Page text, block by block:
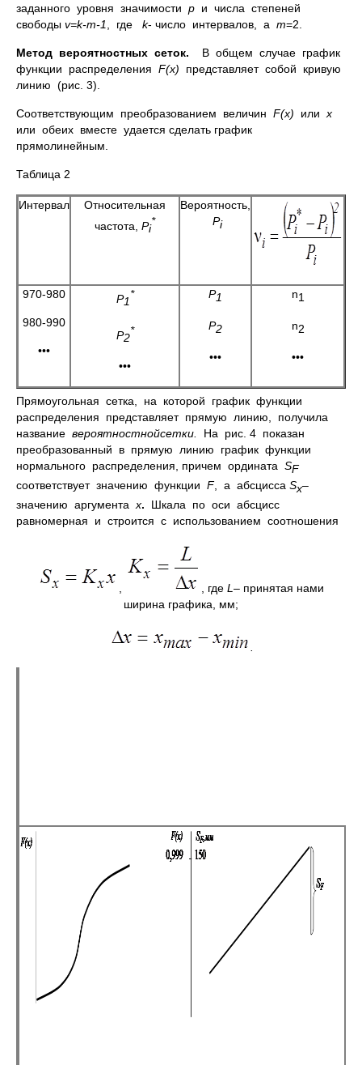
заданного уровня значимости р и числа степеней
свободы v=k-m-1, где k- число интервалов, а m=2.
Метод вероятностных сеток. В общем случае график
функции распределения F(x) представляет собой кривую
линию (рис. 3).
Соответствующим преобразованием величин F(x) илиx
или обеих вместе удается сделать график
прямолинейным.
Таблица 2
Интервал
Относительная
частота, Pi
*
Вероятность,
Pi
970-980
980-990
•••
P1
*
P2
*
•••
P1
P2
•••
n1
n2
•••
Прямоугольная сетка, на которой график функции
распределения представляет прямую линию, получила
название вероятностнойсетки.
На рис. 4 показан
преобразованный в прямую линию график функции
нормального распределения, причем ордината SF
соответствует значению функции F, а абсцисса Sx–
значению аргумента x. Шкала по оси абсцисс
равномерная и строится с использованием соотношения
, где L – принятая нами
ширина графика, мм;